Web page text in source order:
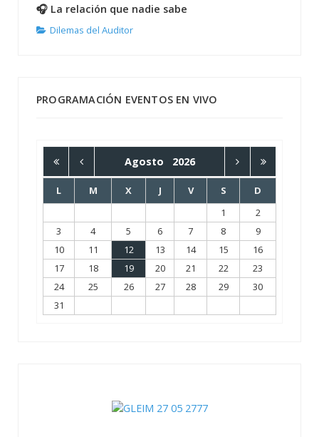
🎧 La relación que nadie sabe
Dilemas del Auditor
PROGRAMACIÓN EVENTOS EN VIVO
Agosto 2026
L M X J V S
D
1
2
3
4 5 6 7 8
9
10
11 12 13 14 15
16
17
18 19 20 21 22
23
24
25 26 27 28 29
30
31